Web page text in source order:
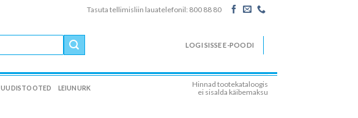
Tasuta tellimisliin lauatelefonil: 800 88 80
LOGI SISSE E-POODI
UUDISTOOTED LEIUNURK
Hinnad tootekataloogis
ei sisalda käibemaksu